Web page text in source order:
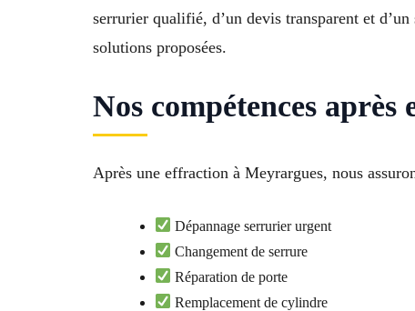
serrurier qualifié, d’un devis transparent et
solutions proposées.
Nos compétences
Après une effraction à Meyrargues, nous
Dépannage serrurier urgent
Changement de serrure
Réparation de porte
Remplacement de cylindre